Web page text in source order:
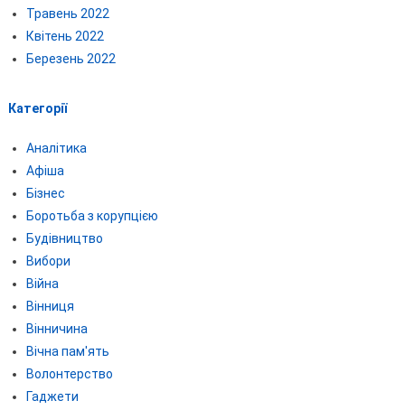
Травень 2022
Квітень 2022
Березень 2022
Категорії
Аналітика
Афіша
Бізнес
Боротьба з корупцією
Будівництво
Вибори
Війна
Вінниця
Вінничина
Вічна пам'ять
Волонтерство
Гаджети